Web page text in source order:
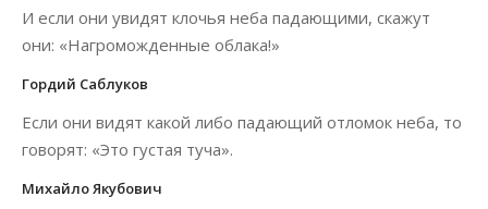
И если они увидят клочья неба падающими, скажут
они: «Нагроможденные облака!»
Гордий Саблуков
Если они видят какой либо падающий отломок неба, то
говорят: «Это густая туча».
Михайло Якубович